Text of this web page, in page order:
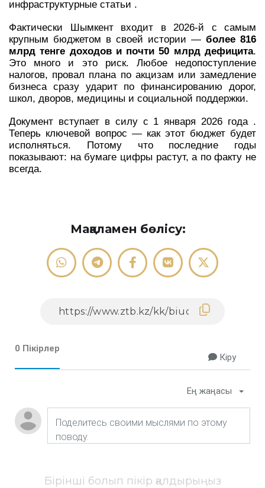
инфраструктурные статьи .
Фактически Шымкент входит в 2026-й с самым
крупным бюджетом в своей истории — более 816
млрд тенге доходов и почти 50 млрд дефицита.
Это много и это риск. Любое недопоступление
налогов, провал плана по акцизам или замедление
бизнеса сразу ударит по финансированию дорог,
школ, дворов, медицины и социальной поддержки.
Документ вступает в силу с 1 января 2026 года .
Теперь ключевой вопрос — как этот бюджет будет
исполняться. Потому что последние годы
показывают: на бумаге цифры растут, а по факту не
всегда.
Мақаламен бөлісу:
0 Пікірлер
Кіру
Ең жаңасы
Бірінші болып пікір қалдырыңыз